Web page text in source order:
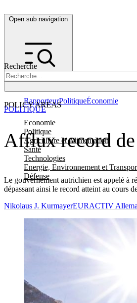
Open sub navigation
Recherche
POLICY AREAS
Economie
Politique
Agriculture et Alimentation
Santé
Technologies
Energie, Environnement et
Défense
RapporteurPolitiqueÉconomie
Afflux record
Le gouvernement autrichien est appelé à
dépassant ainsi le record atteint au cours
POLITIQUE
Nikolaus J. KurmayerEURACTIV